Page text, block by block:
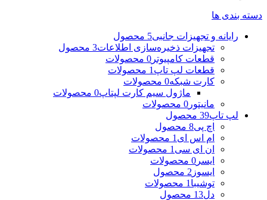
دسته بندی ها
رایانه و تجهیزات جانبی5 محصول
تجهیزات ذخیره‌سازی اطلاعات3 محصول
قطعات کامپیوتر 0 محصولات
قطعات لپ تاپ 1 محصولات
کارت شبکه0 محصولات
ماژول سیم کارت لپتاپ0 محصولات
مانیتور 0 محصولات
لپ تاپ39 محصول
اچ پی8 محصول
ام اس ای 1 محصولات
ان ای سی 1 محصولات
ایسر 0 محصولات
ایسوز 2 محصول
توشیبا 1 محصولات
دل13 محصول